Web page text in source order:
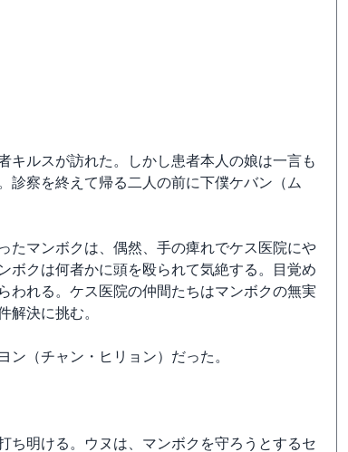
キルスが訪れた。しかし患者本人の娘は一言も
診察を終えて帰る二人の前に下僕ケバン（ム
たマンボクは、偶然、手の痺れでケス医院にや
ボクは何者かに頭を殴られて気絶する。目覚め
われる。ケス医院の仲間たちはマンボクの無実
解決に挑む。
（チャン・ヒリョン）だった。
ち明ける。ウヌは、マンボクを守ろうとするセ